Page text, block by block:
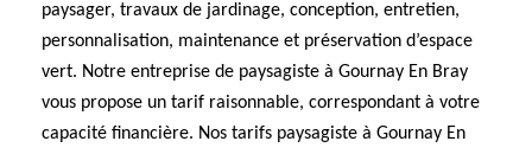
paysager, travaux de jardinage, conception, entretien,
personnalisation, maintenance et préservation d’espace
vert. Notre entreprise de paysagiste à Gournay En Bray
vous propose un tarif raisonnable, correspondant à votre
capacité financière. Nos tarifs paysagiste à Gournay En